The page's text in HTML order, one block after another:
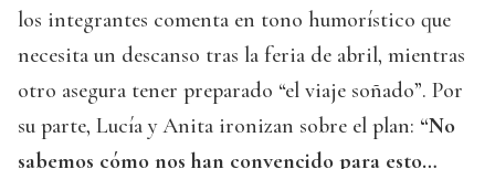
los integrantes comenta en tono humorístico que
necesita un descanso tras la feria de abril, mientras
otro asegura tener preparado “el viaje soñado”. Por
su parte, Lucía y Anita ironizan sobre el plan: “No
sabemos cómo nos han convencido para esto…